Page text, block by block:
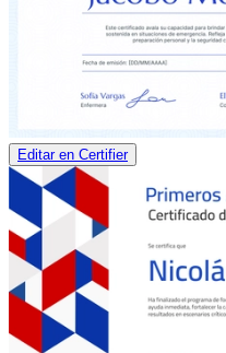
Editar en Certifier